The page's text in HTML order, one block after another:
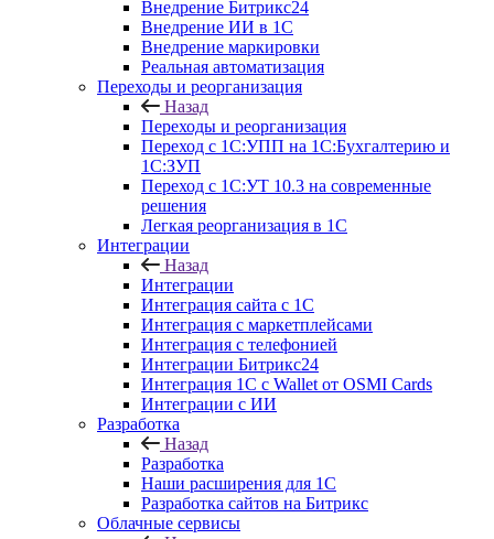
Внедрение Битрикс24
Внедрение ИИ в 1С
Внедрение маркировки
Реальная автоматизация
Переходы и реорганизация
Назад
Переходы и реорганизация
Переход с 1С:УПП на 1С:Бухгалтерию и
1С:ЗУП
Переход с 1С:УТ 10.3 на современные
решения
Легкая реорганизация в 1С
Интеграции
Назад
Интеграции
Интеграция сайта с 1С
Интеграция с маркетплейсами
Интеграция с телефонией
Интеграции Битрикс24
Интеграция 1С с Wallet от OSMI Cards
Интеграции с ИИ
Разработка
Назад
Разработка
Наши расширения для 1С
Разработка сайтов на Битрикс
Облачные сервисы